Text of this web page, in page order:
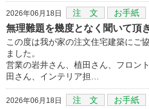
2026年06月18日 注 文 お手紙
無理難題を幾度となく聞いて頂
この度は我が家の注文住宅建築にご
ました。
営業の岩井さん、植田さん、フロン
田さん、インテリア担…
2026年06月18日 注 文 お手紙